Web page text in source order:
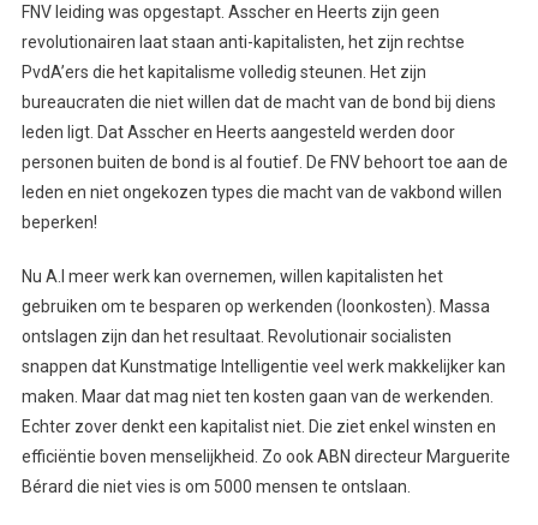
FNV leiding was opgestapt. Asscher en Heerts zijn geen
revolutionairen laat staan anti-kapitalisten, het zijn rechtse
PvdA’ers die het kapitalisme volledig steunen. Het zijn
bureaucraten die niet willen dat de macht van de bond bij diens
leden ligt. Dat Asscher en Heerts aangesteld werden door
personen buiten de bond is al foutief. De FNV behoort toe aan de
leden en niet ongekozen types die macht van de vakbond willen
beperken!
Nu A.I meer werk kan overnemen, willen kapitalisten het
gebruiken om te besparen op werkenden (loonkosten). Massa
ontslagen zijn dan het resultaat. Revolutionair socialisten
snappen dat Kunstmatige Intelligentie veel werk makkelijker kan
maken. Maar dat mag niet ten kosten gaan van de werkenden.
Echter zover denkt een kapitalist niet. Die ziet enkel winsten en
efficiëntie boven menselijkheid. Zo ook ABN directeur Marguerite
Bérard die niet vies is om 5000 mensen te ontslaan.